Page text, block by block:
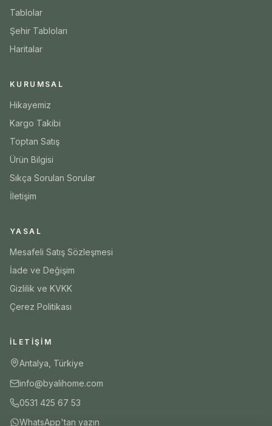
Tablolar
Şehir Tabloları
Haritalar
KURUMSAL
Hikayemiz
Kargo Takibi
Toptan Satış
Ürün Bilgisi
Sıkça Sorulan Sorular
İletişim
YASAL
Mesafeli Satış Sözleşmesi
İade ve Değişim
Gizlilik ve KVKK
Çerez Politikası
İLETIŞIM
Antalya, Türkiye
info@byalihome.com
0531 425 67 53
WhatsApp'tan yazın